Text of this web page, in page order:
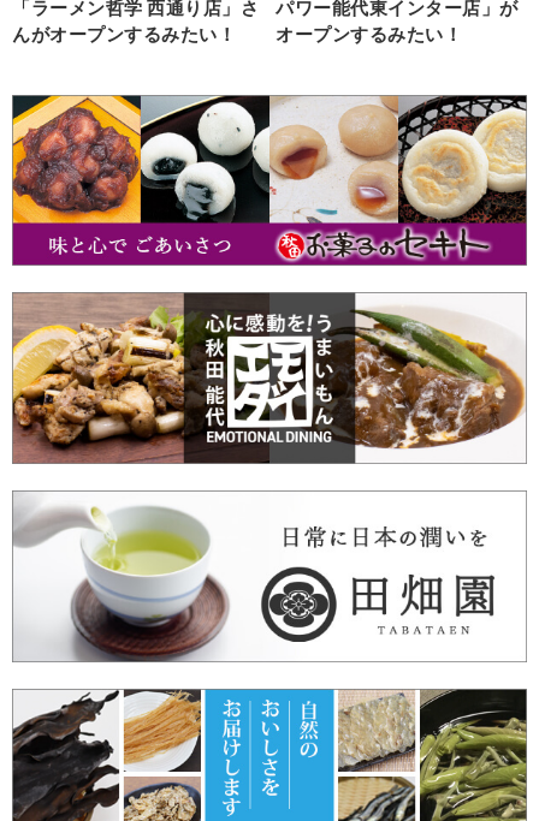
「ラーメン哲学 西通り店」さ
んがオープンするみたい！
パワー能代東インター店」が
オープンするみたい！